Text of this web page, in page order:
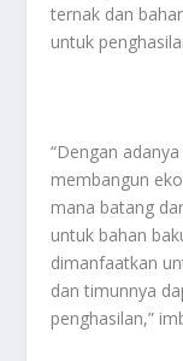
ternak dan
untuk
“Dengan
membangun
mana batang
untuk bahan
dimanfaatkan
dan timunnya
penghasilan,”